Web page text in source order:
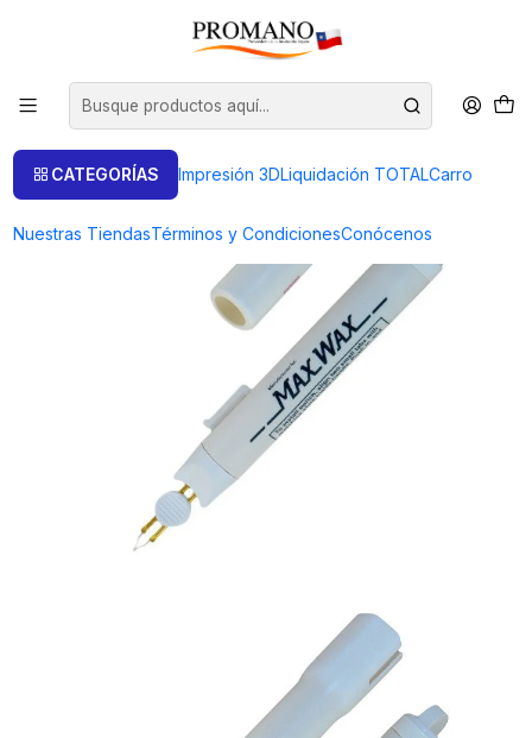
CATEGORÍAS Impresión 3DLiquidación TOTALCarro
Nuestras TiendasTérminos y CondicionesConócenos
Casting Sandcasting
LAPIZ TALLADOR DE CERAS A PILAS